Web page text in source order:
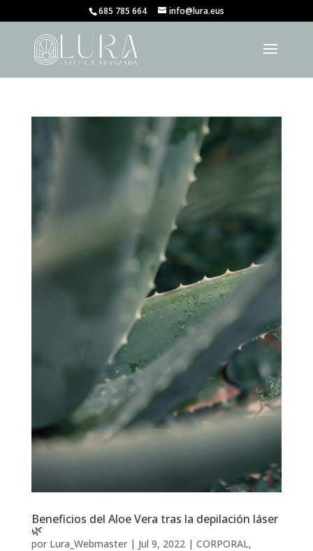
685 785 664 info@lura.eus
Beneficios del Aloe Vera tras la depilación láser
🌿
por Lura_Webmaster| Jul 9, 2022| CORPORAL,